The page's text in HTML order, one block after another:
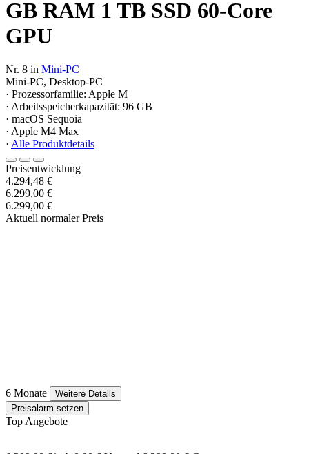
GB RAM 1 TB SSD 60-Core
GPU
Nr. 8 in Mini-PC
Mini-PC, Desktop-PC
· Prozessorfamilie: Apple M
· Arbeitsspeicherkapazität: 96 GB
· macOS Sequoia
· Apple M4 Max
· Alle Produktdetails
Preisentwicklung
4.294,48 €
6.299,00 €
6.299,00 €
Aktuell normaler Preis
6 Monate
Weitere Details
Preisalarm setzen
Top Angebote